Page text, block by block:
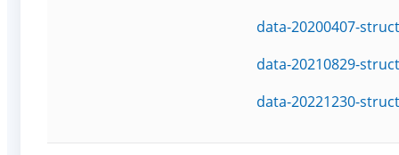
data-20200407-
data-20210829-
data-20221230-